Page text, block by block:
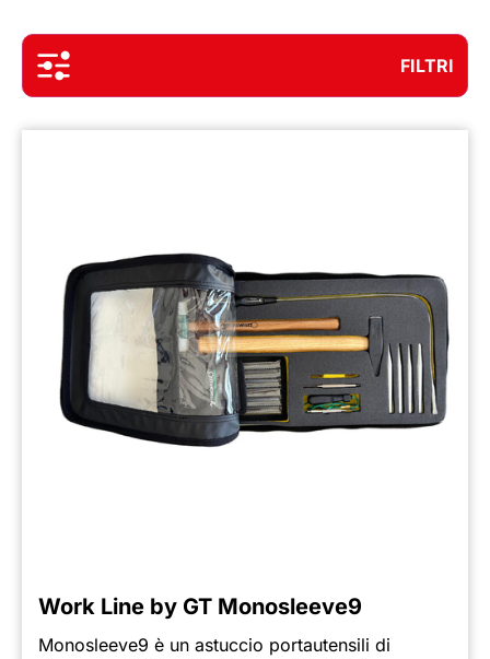
FILTRI
Work Line by GT Monosleeve9
Monosleeve9 è un astuccio portautensili di